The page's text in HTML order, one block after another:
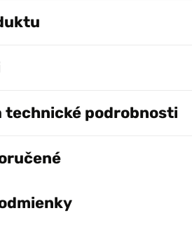
technické podrobnosti